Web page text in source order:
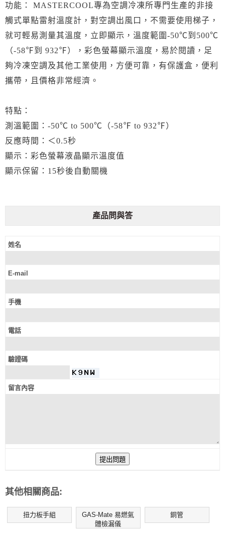
功能： MASTERCOOL專為空調冷凍所專門生產的非接
觸式單點雷射溫度計，對空調出風口，不需要使用梯子，
就可輕易測量其溫度，立即顯示，溫度範圍-50℃到500℃
（-58℉到 932℉），彩色螢幕顯示溫度，易於閱讀，足
夠冷凍空調及其他工業使用，方便可靠，有保護盒，便利
攜帶，且價格非常經濟。
特點：
測溫範圍：-50℃ to 500℃（-58℉ to 932℉）
反應時間：＜0.5秒
顯示：彩色螢幕液晶顯示溫度值
顯示保留：15秒後自動關機
產品問與答
姓名
E-mail
手機
電話
驗證碼
留言內容
其他相關商品:
扭力板手組
GAS-Mate 易燃氣
體檢漏儀
銅管